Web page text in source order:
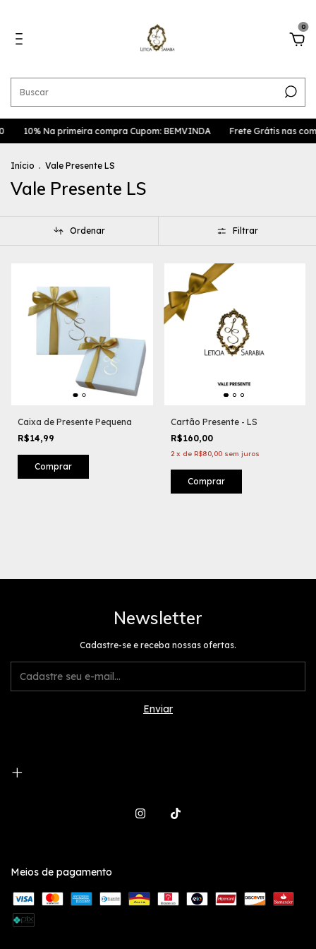
0
10% Na primeira compra Cupom: BEMVINDA Frete Grátis nas
Início . Vale Presente LS
Vale Presente LS
Ordenar Filtrar
Caixa de Presente Pequena
R$14,99
Cartão Presente - LS
R$160,00
2 x de R$80,00 sem juros
Comprar
Newsletter
Cadastre-se e receba nossas ofertas.
Meios de pagamento